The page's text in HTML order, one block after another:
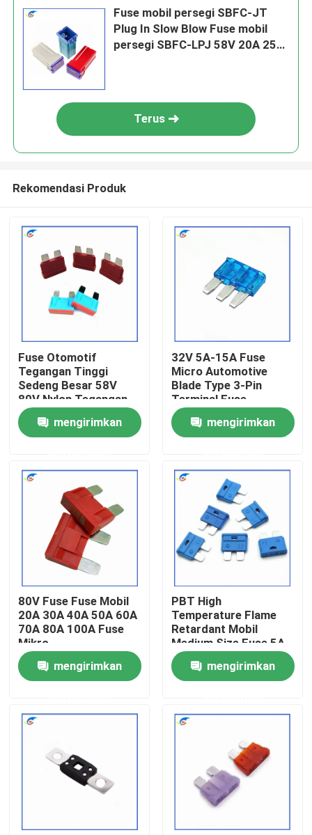
Rumah
Produk
Tentang Kami
Tur Pabrik
Kontrol Kualitas
Kasus-kasus
Termistor PTC
Fuse mobil persegi SBFC-JT
Plug In Slow Blow Fuse mobil
persegi SBFC-LPJ 58V 20A 25A
Terus
Rekomendasi Produk
Fuse Otomotif
Tegangan Tinggi
Sedeng Besar 58V
80V Nylon Tegangan
Tinggi Automotive
Insert Fuse Insert
Otomotif Besar
mengirimkan
32V 5A-15A Fuse
Micro Automotive
Blade Type 3-Pin
Terminal Fuse
Automotive
mengirimkan
80V Fuse Fuse Mobil
20A 30A 40A 50A 60A
70A 80A 100A Fuse
Mikro
mengirimkan
PBT High
Temperature Flame
Retardant Mobil
Medium Size Fuse 5A-
35A Ramah lingkungan
Mobil tahan suhu
tinggi
mengirimkan